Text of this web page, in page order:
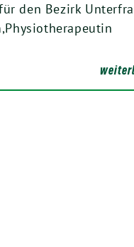
den Bezirk